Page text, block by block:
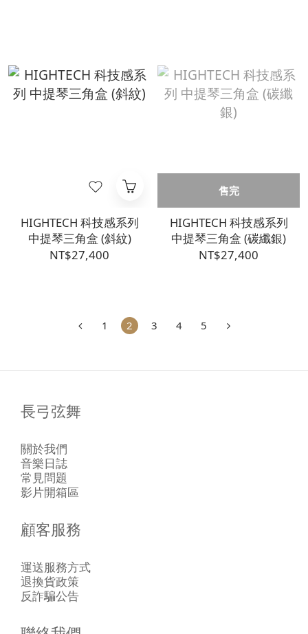
HIGHTECH 科技感系列
中提琴三角盒 (斜紋)
NT$27,400
售完
HIGHTECH 科技感系列
中提琴三角盒 (碳纖銀)
NT$27,400
1 2 3 4 5
長弓弦舞
關於我們
音樂日誌
常見問題
影片開箱區
顧客服務
運送服務方式
退換貨政策
反詐騙公告